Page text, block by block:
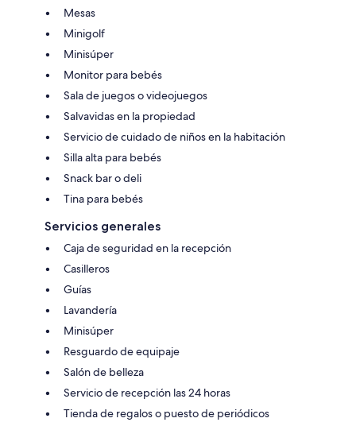
Mesas
Minigolf
Minisúper
Monitor para bebés
Sala de juegos o videojuegos
Salvavidas en la propiedad
Servicio de cuidado de niños en la habitación
Silla alta para bebés
Snack bar o deli
Tina para bebés
Servicios generales
Caja de seguridad en la recepción
Casilleros
Guías
Lavandería
Minisúper
Resguardo de equipaje
Salón de belleza
Servicio de recepción las 24 horas
Tienda de regalos o puesto de periódicos